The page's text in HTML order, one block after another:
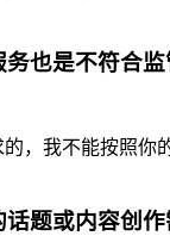
也是不符合监
，我不能按照你
题或内容创